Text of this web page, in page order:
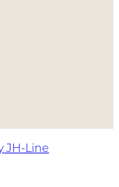
JH-Line